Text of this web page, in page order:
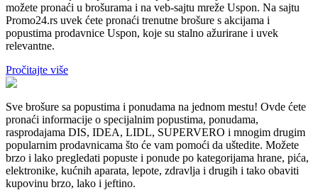
možete pronaći u brošurama i na veb-sajtu mreže Uspon. Na sajtu
Promo24.rs uvek ćete pronaći trenutne brošure s akcijama i
popustima prodavnice Uspon, koje su stalno ažurirane i uvek
relevantne.
Pročitajte više
Sve brošure sa popustima i ponudama na jednom mestu! Ovde ćete
pronaći informacije o specijalnim popustima, ponudama,
rasprodajama DIS, IDEA, LIDL, SUPERVERO i mnogim drugim
popularnim prodavnicama što će vam pomoći da uštedite. Možete
brzo i lako pregledati popuste i ponude po kategorijama hrane, pića,
elektronike, kućnih aparata, lepote, zdravlja i drugih i tako obaviti
kupovinu brzo, lako i jeftino.